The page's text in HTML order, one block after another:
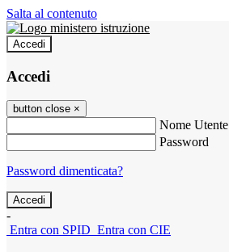
Salta al contenuto
Accedi
Accedi
button close ×
Nome Utente
Password
Password dimenticata?
-
Entra con SPID Entra con CIE